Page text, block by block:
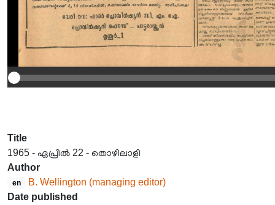
Title
1965 - ഏപ്രിൽ 22 - തൊഴിലാളി
Author
en
B. Wellington (managing editor)
Date published